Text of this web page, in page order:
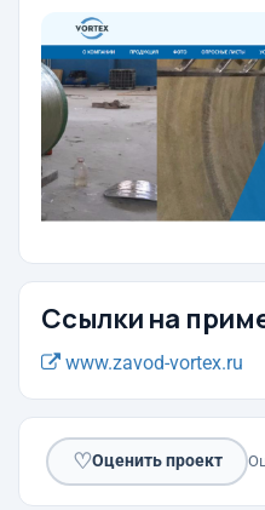
Ссылки на
www.zavod-vortex.ru
♡Оценить проект